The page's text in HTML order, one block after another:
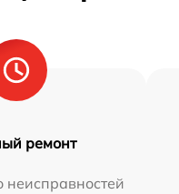
ремонт
неисправностей